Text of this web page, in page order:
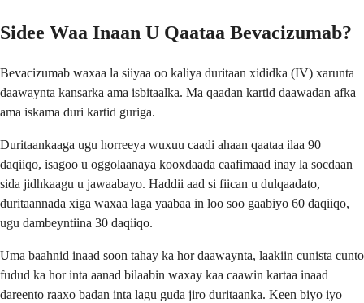
Sidee Waa Inaan U Qaataa Bevacizumab?
Bevacizumab waxaa la siiyaa oo kaliya duritaan xididka (IV) xarunta
daawaynta kansarka ama isbitaalka. Ma qaadan kartid daawadan afka
ama iskama duri kartid guriga.
Duritaankaaga ugu horreeya wuxuu caadi ahaan qaataa ilaa 90
daqiiqo, isagoo u oggolaanaya kooxdaada caafimaad inay la socdaan
sida jidhkaagu u jawaabayo. Haddii aad si fiican u dulqaadato,
duritaannada xiga waxaa laga yaabaa in loo soo gaabiyo 60 daqiiqo,
ugu dambeyntiina 30 daqiiqo.
Uma baahnid inaad soon tahay ka hor daawaynta, laakiin cunista cunto
fudud ka hor inta aanad bilaabin waxay kaa caawin kartaa inaad
dareento raaxo badan inta lagu guda jiro duritaanka. Keen biyo iyo